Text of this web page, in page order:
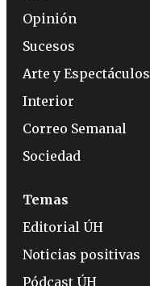
Opinión
Sucesos
Arte y Espectáculos
Interior
Correo Semanal
Sociedad
Temas
Editorial ÚH
Noticias positivas
Pódcast ÚH